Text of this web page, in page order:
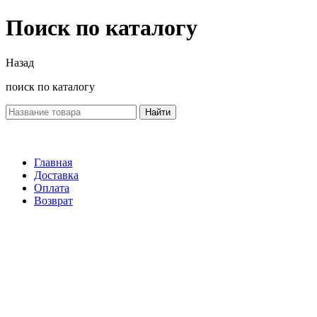
Поиск по каталогу
Назад
поиск по каталогу
Найти
Главная
Доставка
Оплата
Возврат